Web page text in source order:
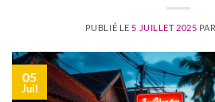
PUBLIÉ LE 5 JUILLET 2025
05
Juil